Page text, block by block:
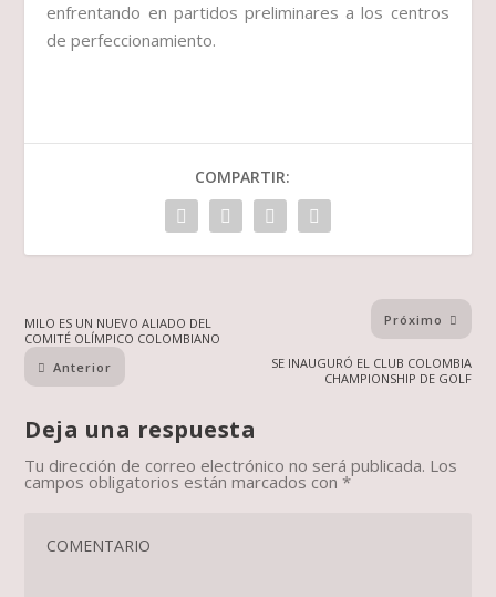
enfrentando en partidos preliminares a los centros
de perfeccionamiento.
COMPARTIR:
MILO ES UN NUEVO ALIADO DEL
COMITÉ OLÍMPICO COLOMBIANO
Anterior
Próximo
SE INAUGURÓ EL CLUB COLOMBIA
CHAMPIONSHIP DE GOLF
Deja una respuesta
Tu dirección de correo electrónico no será publicada. Los
campos obligatorios están marcados con*